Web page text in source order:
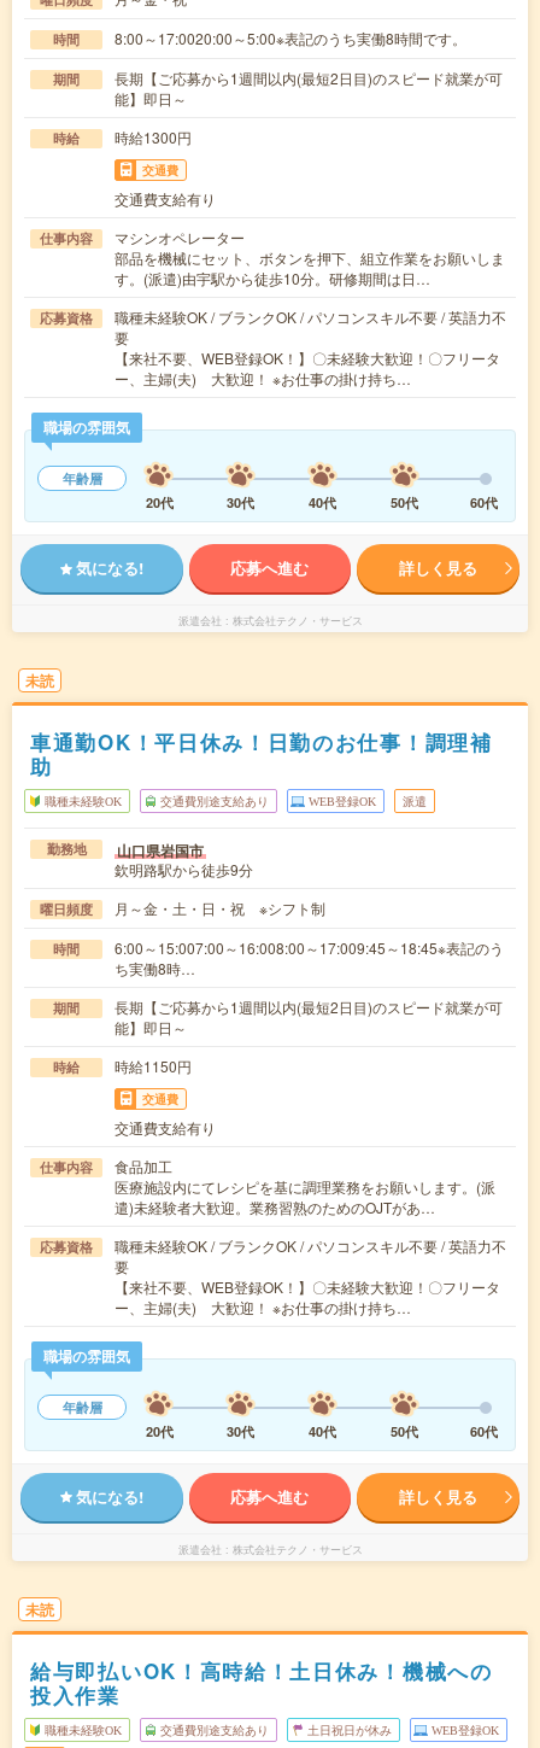
時間 8:00～17:0020:00～5:00※表記のうち実働8時間です。
期間
長期【ご応募から1週間以内(最短2日目)のスピード就業が可
能】即日～
時給 時給1300円
交通費
交通費支給有り
仕事内容
マシンオペレーター
部品を機械にセット、ボタンを押下、組立作業をお願いしま
す。(派遣)由宇駅から徒歩10分。研修期間は日…
応募資格
職種未経験OK / ブランクOK / パソコンスキル不要 / 英語力不
要
【来社不要、WEB登録OK！】〇未経験大歓迎！〇フリータ
ー、主婦(夫) 大歓迎！ ※お仕事の掛け持ち…
職場の雰囲気
年齢層
20代
30代 40代 50代 60代
気になる! 応募へ進む 詳しく見る
派遣会社 株式会社テクノ・サービス
未読
車通勤OK！平日休み！日勤のお仕事！調理補
助
職種未経験OK 交通費別途支給あり WEB登録OK 派遣
勤務地 山口県岩国市
欽明路駅から徒歩9分
曜日頻度 月～金・土・日・祝 ※シフト制
時間
6:00～15:007:00～16:008:00～17:009:45～18:45※表記のう
ち実働8時…
期間
長期【ご応募から1週間以内(最短2日目)のスピード就業が可
能】即日～
時給 時給1150円
交通費
交通費支給有り
仕事内容
食品加工
医療施設内にてレシピを基に調理業務をお願いします。(派
遣)未経験者大歓迎。業務習熟のためのOJTがあ…
応募資格
職種未経験OK / ブランクOK / パソコンスキル不要 / 英語力不
要
【来社不要、WEB登録OK！】〇未経験大歓迎！〇フリータ
ー、主婦(夫) 大歓迎！ ※お仕事の掛け持ち…
職場の雰囲気
年齢層
20代
30代 40代 50代 60代
気になる! 応募へ進む 詳しく見る
派遣会社 株式会社テクノ・サービス
未読
給与即払いOK！高時給！土日休み！機械への
投入作業
職種未経験OK 交通費別途支給あり 土日祝日が休み WEB登録OK